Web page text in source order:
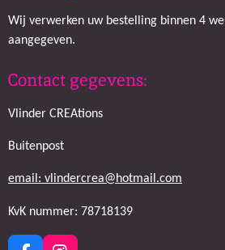
Wij verwerken uw bestelling binnen 4
aangegeven.
Contact gegevens:
Vlinder CREAtions
Buitenpost
email: vlindercrea@hotmail.com
KvK nummer: 78718139